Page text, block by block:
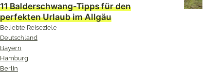
11 Balderschwang-Tipps für den
perfekten Urlaub im Allgäu
Beliebte Reiseziele
Deutschland
Bayern
Hamburg
Berlin